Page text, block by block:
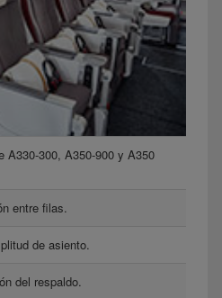
A330-300, A350-900 y A350
entre filas.
de asiento.
del respaldo.